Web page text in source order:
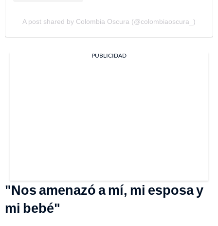
A post shared by Colombia Oscura (@colombiaoscura_)
PUBLICIDAD
"Nos amenazó a mí, mi esposa y
mi bebé"